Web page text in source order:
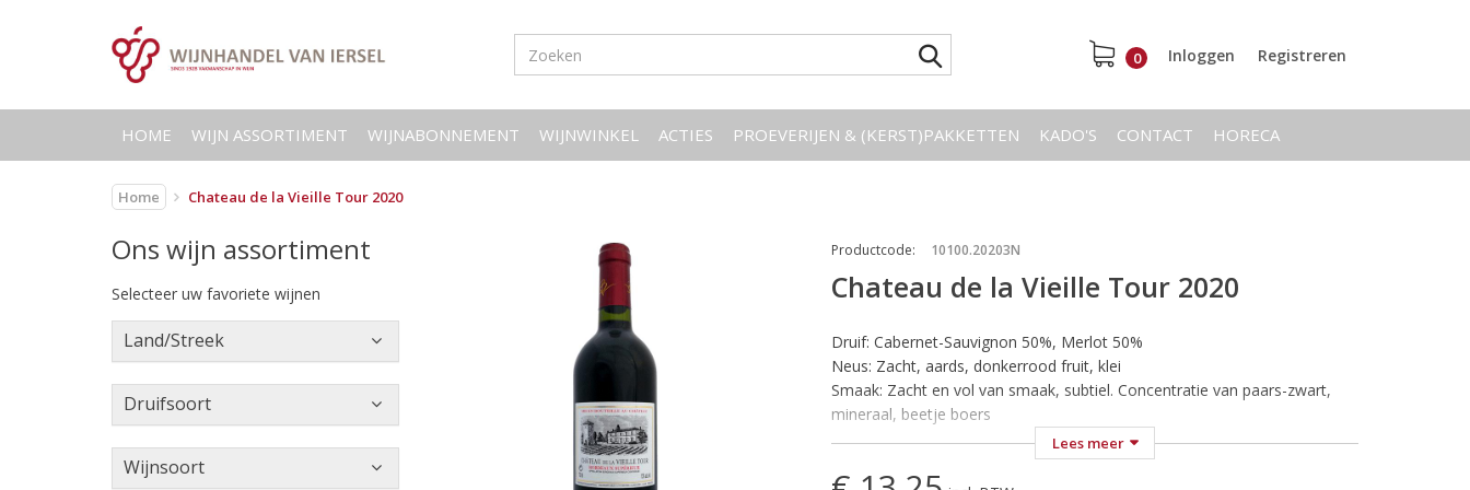
0 Inloggen Registreren
HOME WIJN ASSORTIMENT WIJNABONNEMENT WIJNWINKEL ACTIES PROEVERIJEN & (KERST)PAKKETTEN KADO'S CONTACT HORECA
Home Chateau de la Vieille Tour 2020
Ons wijn assortiment
Selecteer uw favoriete wijnen
Land/Streek
Druifsoort
Wijnsoort
Productcode: 10100.20203N
Chateau de la Vieille Tour 2020
Druif: Cabernet-Sauvignon 50%, Merlot 50%
Neus: Zacht, aards, donkerrood fruit, klei
Smaak: Zacht en vol van smaak, subtiel. Concentratie van paars-zwart,
mineraal, beetje boers
Wijn-Spijs: Een betere wijn voor gebraden vlees en wildgerechten en is
natuurlijk ook niet te versmaden bij een kaasplankje
Lees meer